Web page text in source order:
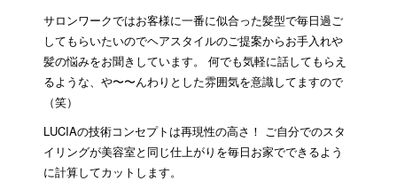
サロンワークではお客様に一番に似合った髪型で毎日過ご
してもらいたいのでヘアスタイルのご提案からお手入れや
髪の悩みをお聞きしています。 何でも気軽に話してもらえ
るような、や〜〜んわりとした雰囲気を意識してますので
（笑）
LUCIAの技術コンセプトは再現性の高さ！ ご自分でのスタ
イリングが美容室と同じ仕上がりを毎日お家でできるよう
に計算してカットします。